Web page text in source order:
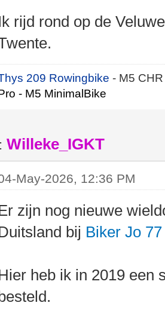
rijd rond op de
209 Rowingbike- M5
- M5 MinimalBike
Willeke_IGKT
May-2026, 12:36 PM
zijn nog nieuwe
bij Biker Jo 77
heb ik in 2019 een